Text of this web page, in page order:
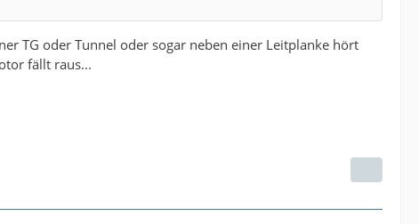
TG oder Tunnel oder sogar neben einer Leitplanke hört
fällt raus...